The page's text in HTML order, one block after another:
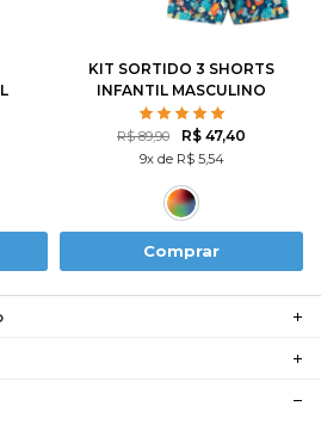
10 12
KIT SORTIDO 3 SHORTS
INFANTIL MASCULINO
AVULSO
R$ 89,90 R$ 47,40
9x de R$ 5,54
Comprar